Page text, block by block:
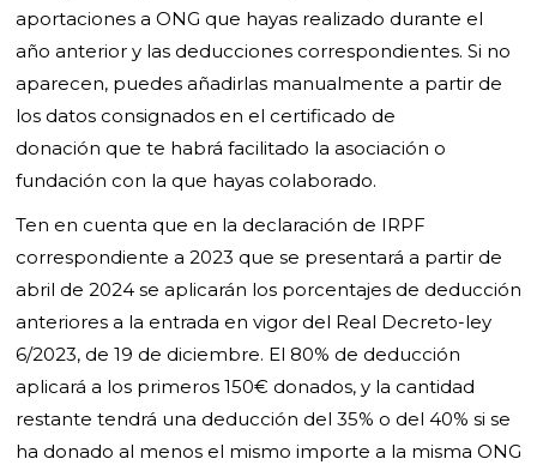
aportaciones a ONG que hayas realizado durante el
año anterior y las deducciones correspondientes. Si no
aparecen, puedes añadirlas manualmente a partir de
los datos consignados en el certificado de
donación que te habrá facilitado la asociación o
fundación con la que hayas colaborado.
Ten en cuenta que en la declaración de IRPF
correspondiente a 2023 que se presentará a partir de
abril de 2024 se aplicarán los porcentajes de deducción
anteriores a la entrada en vigor del Real Decreto-ley
6/2023, de 19 de diciembre. El 80% de deducción
aplicará a los primeros 150€ donados, y la cantidad
restante tendrá una deducción del 35% o del 40% si se
ha donado al menos el mismo importe a la misma ONG